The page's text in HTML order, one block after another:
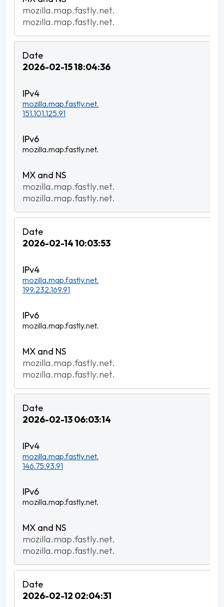
mozilla.map.fastly.net.
mozilla.map.fastly.net.
2026-02-15 18:04:36
mozilla.map.fastly.net.
151.101.125.91
mozilla.map.fastly.net.
mozilla.map.fastly.net.
mozilla.map.fastly.net.
2026-02-14 10:03:53
mozilla.map.fastly.net.
199.232.169.91
mozilla.map.fastly.net.
mozilla.map.fastly.net.
mozilla.map.fastly.net.
2026-02-13 06:03:14
mozilla.map.fastly.net.
146.75.93.91
mozilla.map.fastly.net.
mozilla.map.fastly.net.
mozilla.map.fastly.net.
2026-02-12 02:04:31